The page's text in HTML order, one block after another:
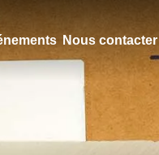
Nous contacter